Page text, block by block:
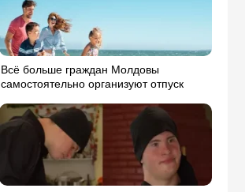
Всё больше граждан Молдовы
самостоятельно организуют отпуск